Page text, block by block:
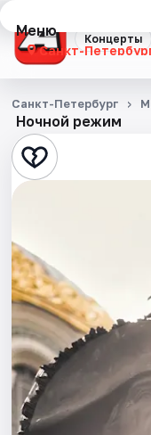
Концерты
Меню
Санкт-
Концерты
Театр
Стендап
Квесты
Экскурсии
Спорт
События
Ночной режим
Санкт-Петербург